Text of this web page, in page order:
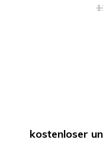
kostenloser